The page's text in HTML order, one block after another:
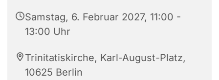
Samstag, 6. Februar 2027, 11:00 -
13:00 Uhr
Trinitatiskirche, Karl-August-Platz,
10625 Berlin